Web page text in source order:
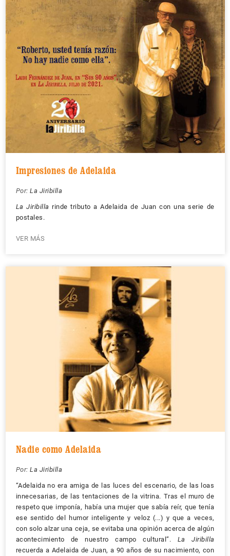
Impresiones de Adelaida
Por: La Jiribilla
La Jiribilla rinde tributo a Adelaida de Juan con una serie de
postales.
VER MÁS
Nadie como Adelaida
Por: La Jiribilla
“Adelaida no era amiga de las luces del escenario, de las loas
innecesarias, de las tentaciones de la vitrina. Tras el muro de
respeto que imponía, había una mujer que sabía reír, que tenía
ese sentido del humor inteligente y veloz (...) y que a veces,
con solo alzar una ceja, se evitaba una opinión acerca de algún
acontecimiento de nuestro campo cultural”. La Jiribilla
recuerda a Adelaida de Juan, a 90 años de su nacimiento, con